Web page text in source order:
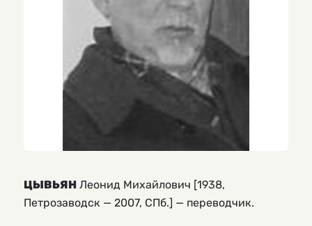
ЦЫВЬЯН Леонид Михайлович [1938,
Петрозаводск — 2007, СПб.] — переводчик.